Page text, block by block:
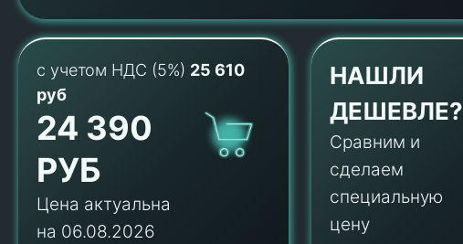
с учетом НДС (5%) 25 610
руб
24 390
РУБ
Цена актуальна
на 06.08.2026
НАШЛИ
ДЕШЕВЛЕ?
Сравним и
сделаем
специальную
цену